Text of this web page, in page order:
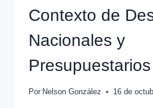
Contexto de
Nacionales y
Presupuestarios
Por Nelson González 16 de